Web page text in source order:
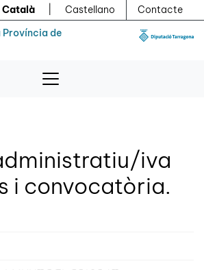
Català Castellano
Contacte
de
iva
i convocatòria.